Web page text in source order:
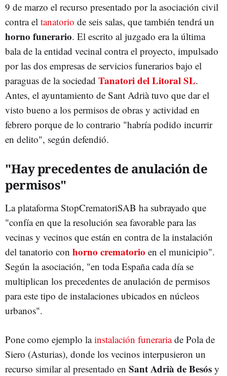
9 de marzo el recurso presentado por la asociación civil
contra el tanatorio de seis salas, que también tendrá un
horno funerario. El escrito al juzgado era la última
bala de la entidad vecinal contra el proyecto, impulsado
por las dos empresas de servicios funerarios bajo el
paraguas de la sociedad Tanatori del Litoral SL.
Antes, el ayuntamiento de Sant Adrià tuvo que dar el
visto bueno a los permisos de obras y actividad en
febrero porque de lo contrario "habría podido incurrir
en delito", según defendió.
"Hay precedentes de anulación de
permisos"
La plataforma StopCrematoriSAB ha subrayado que
"confía en que la resolución sea favorable para las
vecinas y vecinos que están en contra de la instalación
del tanatorio con horno crematorio en el municipio".
Según la asociación, "en toda España cada día se
multiplican los precedentes de anulación de permisos
para este tipo de instalaciones ubicados en núcleos
urbanos".
Pone como ejemplo lainstalación funerariade Pola de
Siero (Asturias), donde los vecinos interpusieron un
recurso similar al presentado en Sant Adrià de Besós y